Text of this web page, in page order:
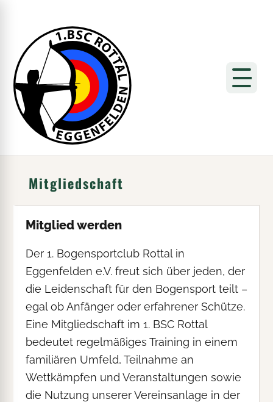
Mitgliedschaft
Mitglied werden
Der 1. Bogensportclub Rottal in
Eggenfelden e.V. freut sich über jeden, der
die Leidenschaft für den Bogensport teilt –
egal ob Anfänger oder erfahrener Schütze.
Eine Mitgliedschaft im 1. BSC Rottal
bedeutet regelmäßiges Training in einem
familiären Umfeld, Teilnahme an
Wettkämpfen und Veranstaltungen sowie
die Nutzung unserer Vereinsanlage in der